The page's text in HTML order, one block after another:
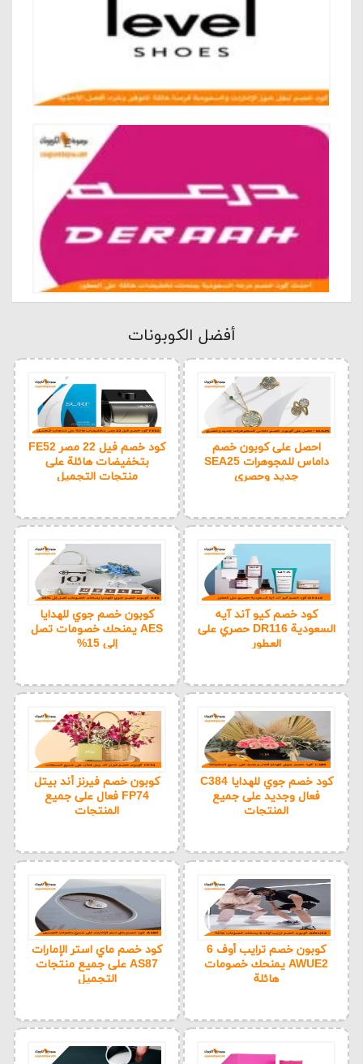
أفضل الكوبونات
احصل على كوبون خصم
داماس للمجوهرات SEA25
جديد وحصري
كود خصم فيل 22 مصر FE52
بتخفيضات هائلة على
منتجات التجميل
كود خصم كيو آند آيه
السعودية DR116 حصري على
العطور
كوبون خصم جوي للهدايا
AES يمنحك خصومات تصل
إلى 15%
كود خصم جوي للهدايا C384
فعال وجديد على جميع
المنتجات
كوبون خصم فيرنز أند بيتل
FP74 فعال على جميع
المنتجات
كوبون خصم ترايب أوف 6
AWUE2 يمنحك خصومات
هائلة
كود خصم ماي استر الإمارات
AS87 على جميع منتجات
التجميل